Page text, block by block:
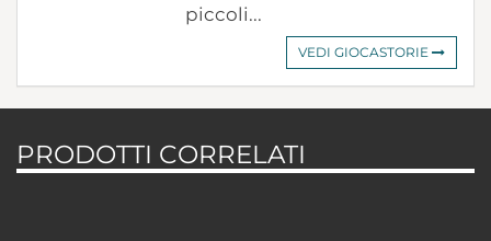
piccoli...
VEDI GIOCASTORIE
PRODOTTI CORRELATI